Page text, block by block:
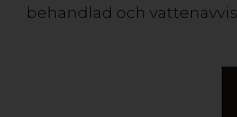
behandlad och